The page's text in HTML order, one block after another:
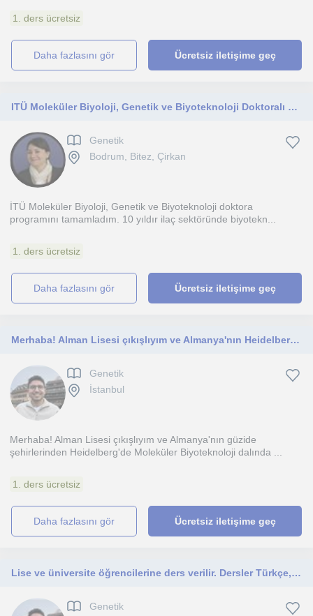
1. ders ücretsiz
daha fazlasını gör Ücretsiz iletişime geç
ITÜ Moleküler Biyoloji, Genetik ve Biyoteknoloji Doktoralı öğretmenden özel ders
Genetik
Bodrum, Bitez, Çirkan
İTÜ Moleküler Biyoloji, Genetik ve Biyoteknoloji doktora
programını tamamladım. 10 yıldır ilaç sektöründe biyotekn...
1. ders ücretsiz
daha fazlasını gör Ücretsiz iletişime geç
Merhaba! Alman Lisesi çıkışlıyım ve Almanya'nın Heidelberg şehrinde Moleküler Biyoteknoloji dalında lisans programı mezunuyum.
Genetik
İstanbul
Merhaba! Alman Lisesi çıkışlıyım ve Almanya'nın güzide
şehirlerinden Heidelberg'de Moleküler Biyoteknoloji dalında ...
1. ders ücretsiz
daha fazlasını gör Ücretsiz iletişime geç
Lise ve üniversite öğrencilerine ders verilir. Dersler Türkçe, İngilizce ve Almanca verilir
Genetik